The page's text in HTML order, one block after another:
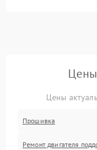
Цены
Цены
Прошивка
Ремонт двигателя